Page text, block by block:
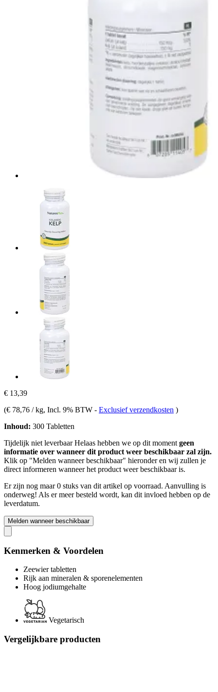
€ 13,39
(€ 78,76 / kg, Incl. 9% BTW - Exclusief verzendkosten )
Inhoud: 300 Tabletten
Tijdelijk niet leverbaarHelaas hebben we op dit moment geen
informatie over wanneer dit product weer beschikbaar zal zijn.
Klik op "Melden wanneer beschikbaar" hieronder en wij zullen je
direct informeren wanneer het product weer beschikbaar is.
Er zijn nog maar 0 stuks van dit artikel op voorraad. Aanvulling is
onderweg! Als er meer besteld wordt, kan dit invloed hebben op de
leverdatum.
Melden wanneer beschikbaar
Kenmerken & Voordelen
Zeewier tabletten
Rijk aan mineralen & sporenelementen
Hoog jodiumgehalte
Vegetarisch
Vergelijkbare producten